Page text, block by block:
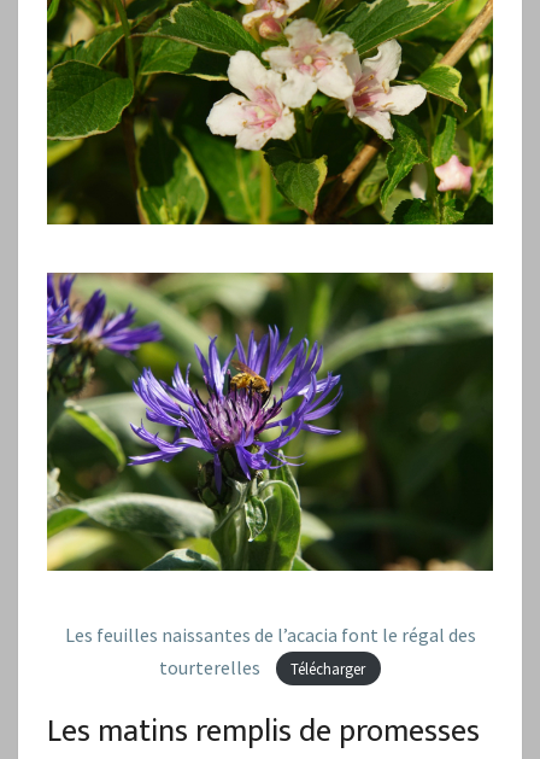
Les feuilles naissantes de l’acacia font le régal des
tourterelles
Télécharger
Les matins remplis de promesses